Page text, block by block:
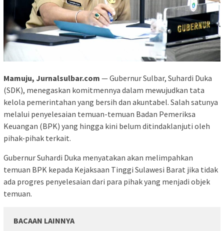
Mamuju, Jurnalsulbar.com — Gubernur Sulbar, Suhardi Duka
(SDK), menegaskan komitmennya dalam mewujudkan tata
kelola pemerintahan yang bersih dan akuntabel. Salah satunya
melalui penyelesaian temuan-temuan Badan Pemeriksa
Keuangan (BPK) yang hingga kini belum ditindaklanjuti oleh
pihak-pihak terkait.
Gubernur Suhardi Duka menyatakan akan melimpahkan
temuan BPK kepada Kejaksaan Tinggi Sulawesi Barat jika tidak
ada progres penyelesaian dari para pihak yang menjadi objek
temuan.
BACAAN LAINNYA